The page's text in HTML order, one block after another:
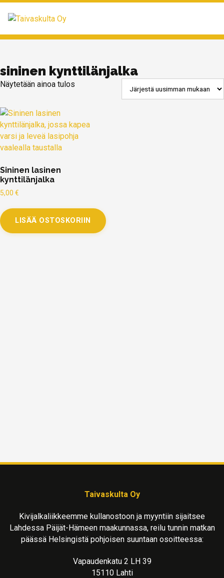
sininen kynttilänjalka
Näytetään ainoa tulos
Sininen lasinen
kynttilänjalka
5,00 €
LISÄÄ OSTOSKORIIN
Taivaskulta Oy
Kivijalkaliikkeemme kullanostoon ja myyntiin sijaitsee
Lahdessa Päijät-Hämeen maakunnassa, reilu tunnin matkan
päässä Helsingistä pohjoisen suuntaan osoitteessa:
Vapaudenkatu 2 LH 39
15110 Lahti